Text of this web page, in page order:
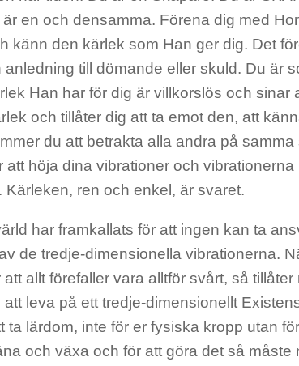
en och densamma. Förena dig med
känn den kärlek som Han ger dig. Det
till dömande eller skuld. Du är
Han har för dig är villkorslös och sinar
och tillåter dig att ta emot den, att
du att betrakta alla andra på samma
att höja dina vibrationer och vibrationerna
Kärleken, ren och enkel, är svaret.
har framkallats för att ingen kan ta
de tredje-dimensionella vibrationerna.
allt förefaller vara alltför svårt, så
leva på ett tredje-dimensionellt
ta lärdom, inte för er fysiska kropp utan
och växa och för att göra det så måste